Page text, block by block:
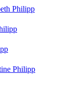
Philipp
Philipp